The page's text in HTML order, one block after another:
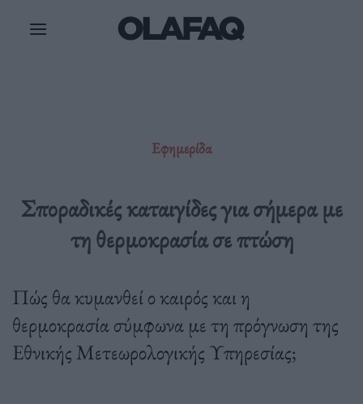
Εφημερίδα
Σποραδικές καταιγίδες για σήμερα με
τη θερμοκρασία σε πτώση
Πώς θα κυμανθεί ο καιρός και η
θερμοκρασία σύμφωνα με τη πρόγνωση της
Εθνικής Μετεωρολογικής Υπηρεσίας;